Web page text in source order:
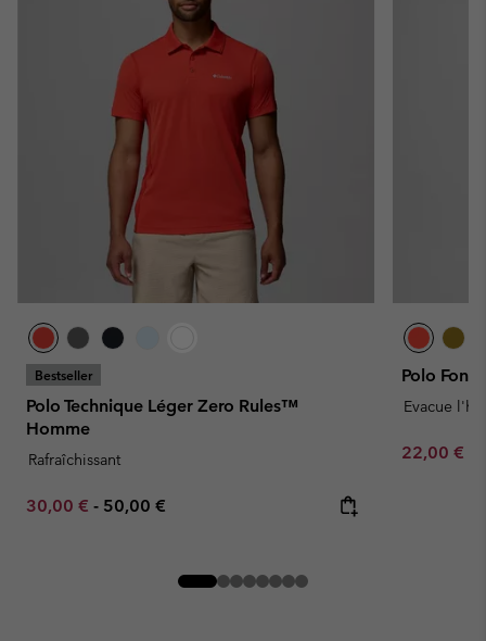
Bestseller
Polo Technique Léger Zero Rules™
Homme
Rafraîchissant
Minimum sale price:
30,00 € - Maximum price:
50,00 €
Polo
Evacue
Minimum
22,00 €